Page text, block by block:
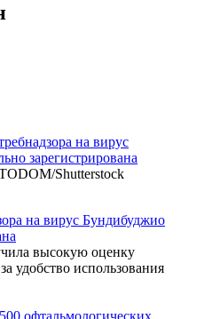
Shutterstock
на вирус Бундибуджио
высокую оценку
удобство использования